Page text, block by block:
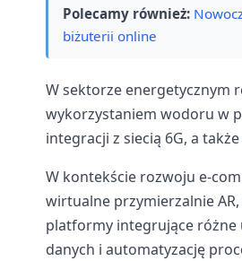
Polecamy również:
biżuterii online
W sektorze energetycznym
wykorzystaniem wodoru w
integracji z siecią 6G, a
W kontekście rozwoju e-
wirtualne przymierzalnie
platformy integrujące różne
danych i automatyzację